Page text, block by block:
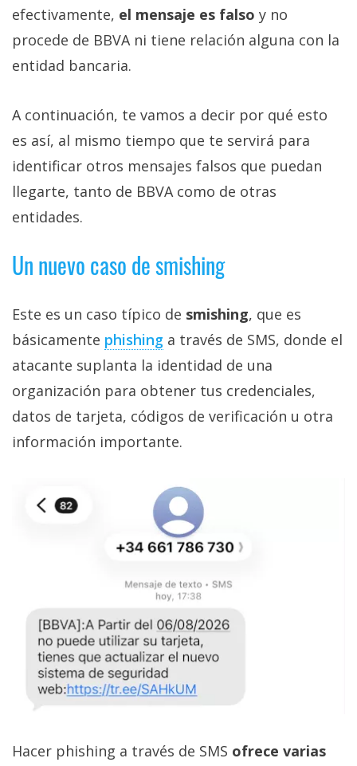
efectivamente, el mensaje es falso y no
procede de BBVA ni tiene relación alguna con la
entidad bancaria.
A continuación, te vamos a decir por qué esto
es así, al mismo tiempo que te servirá para
identificar otros mensajes falsos que puedan
llegarte, tanto de BBVA como de otras
entidades.
Un nuevo caso de smishing
Este es un caso típico de smishing, que es
básicamente phishing‎ a través de SMS, donde el
atacante suplanta la identidad de una
organización para obtener tus credenciales,
datos de tarjeta, códigos de verificación u otra
información importante.
Hacer phishing a través de SMS ofrece varias